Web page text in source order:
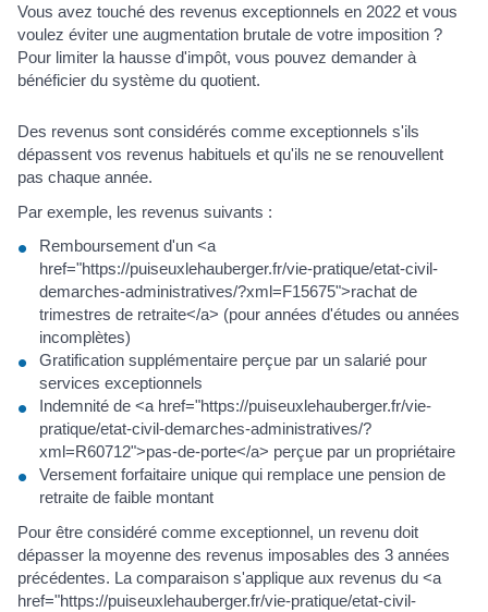
Vous avez touché des revenus exceptionnels en 2022 et vous
voulez éviter une augmentation brutale de votre imposition ?
Pour limiter la hausse d'impôt, vous pouvez demander à
bénéficier du système du quotient.
Des revenus sont considérés comme exceptionnels s'ils
dépassent vos revenus habituels et qu'ils ne se renouvellent
pas chaque année.
Par exemple, les revenus suivants :
Remboursement d'un <a
href="https://puiseuxlehauberger.fr/vie-pratique/etat-civil-
demarches-administratives/?xml=F15675">rachat de
trimestres de retraite</a> (pour années d'études ou années
incomplètes)
Gratification supplémentaire perçue par un salarié pour
services exceptionnels
Indemnité de <a href="https://puiseuxlehauberger.fr/vie-
pratique/etat-civil-demarches-administratives/?
xml=R60712">pas-de-porte</a> perçue par un propriétaire
Versement forfaitaire unique qui remplace une pension de
retraite de faible montant
Pour être considéré comme exceptionnel, un revenu doit
dépasser la moyenne des revenus imposables des 3 années
précédentes. La comparaison s'applique aux revenus du <a
href="https://puiseuxlehauberger.fr/vie-pratique/etat-civil-